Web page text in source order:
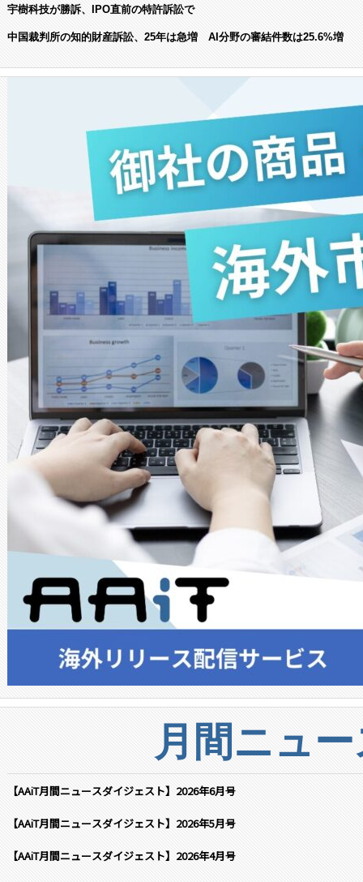
宇樹科技が勝訴、IPO直前の特許訴訟で
中国裁判所の知的財産訴訟、25年は急増 AI分野の審結件数は25.6%増
月間ニュ
【AAiT月間ニュースダイジェスト】2026年6月号
【AAiT月間ニュースダイジェスト】2026年5月号
【AAiT月間ニュースダイジェスト】2026年4月号